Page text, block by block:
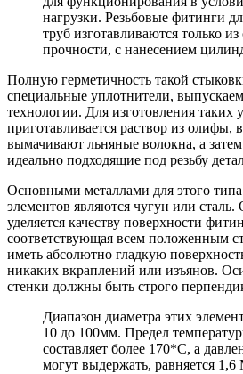
нагрузки. Резьбовые фитинги
труб изготавливаются только
прочности, с нанесением
Полную герметичность такой
специальные уплотнители,
технологии. Для изготовления таких
приготавливается раствор из олифы,
вымачивают льняные волокна, а
идеально подходящие под резьбу
Основными металлами для этого
элементов являются чугун или
уделяется качеству поверхности
соответствующая всем положенным
иметь абсолютно гладкую
никаких вкраплений или изъянов.
стенки должны быть строго
Диапазон диаметра этих
10 до 100мм. Предел
составляет более 170*С, а
могут выдержать, равняется 1,6